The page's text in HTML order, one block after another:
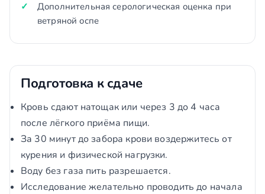
Дополнительная серологическая оценка при
ветряной оспе
Подготовка к сдаче
Кровь сдают натощак или через 3 до 4 часа
после лёгкого приёма пищи.
За 30 минут до забора крови воздержитесь от
курения и физической нагрузки.
Воду без газа пить разрешается.
Исследование желательно проводить до начала